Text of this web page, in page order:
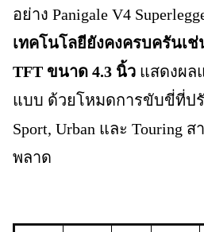
อย่าง Panigale V4
เทคโนโลยียังคงครบครันเ
TFT ขนาด 4.3 นิ้ว แสดงผล
แบบ ด้วยโหมดการขับขี่ที่ป
Sport, Urban และ Touring
พลาด